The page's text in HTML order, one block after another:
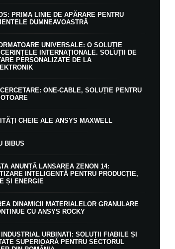
PRIMA LINIE DE APĂRARE PENTRU
DUMNEAVOASTRĂ
UNIVERSALE: O SOLUȚIE
CERINȚELE INTERNAȚIONALE. SOLUȚII DE
PERSONALIZATE DE LA
ONE-CABLE, SOLUȚIE PENTRU
CHEIE ALE ANSYS MAXWELL
BIBUS
ANUNȚĂ LANSAREA ZENON 14:
INTELIGENTĂ PENTRU PRODUCȚIE,
ȘI ENERGIE
DINAMICII MATERIALELOR GRANULARE
CU ANSYS ROCKY
URBINATI: SOLUȚII FIABILE ȘI
SUPERIOARĂ PENTRU SECTORUL